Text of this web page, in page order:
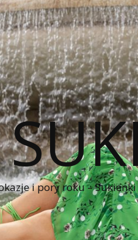
i pory roku –